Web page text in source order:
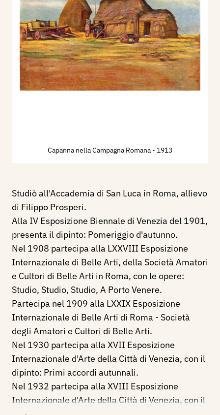
Capanna nella Campagna Romana - 1913
Studiò all'Accademia di San Luca in Roma, allievo
di Filippo Prosperi.
Alla IV Esposizione Biennale di Venezia del 1901,
presenta il dipinto: Pomeriggio d'autunno.
Nel 1908 partecipa alla LXXVIII Esposizione
Internazionale di Belle Arti, della Società Amatori
e Cultori di Belle Arti in Roma, con le opere:
Studio, Studio, Studio, A Porto Venere.
Partecipa nel 1909 alla LXXIX Esposizione
Internazionale di Belle Arti di Roma - Società
degli Amatori e Cultori di Belle Arti.
Nel 1930 partecipa alla XVII Esposizione
Internazionale d'Arte della Città di Venezia, con il
dipinto: Primi accordi autunnali.
Nel 1932 partecipa alla XVIII Esposizione
Internazionale d'Arte della Città di Venezia, con il